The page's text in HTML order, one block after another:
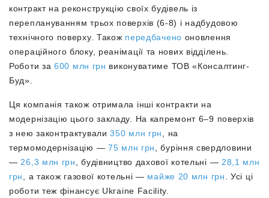
контракт на реконструкцію своїх будівель із
переплануванням трьох поверхів (6-8) і надбудовою
технічного поверху. Також передбачено оновлення
операційного блоку, реанімації та нових відділень.
Роботи за 600 млн грн виконуватиме ТОВ «Консалтинг-
Буд».
Ця компанія також отримала інші контракти на
модернізацію цього закладу. На капремонт 6–9 поверхів
з нею законтрактували350 млн грн
, на
термомодернізацію — 75 млн грн
, буріння свердловини
— 26,3 млн грн , будівництво дахової котельні — 28,1 млн
грн
, а також газової котельні — майже 20 млн грн
. Усі ці
роботи теж фінансує Ukraine Facility.